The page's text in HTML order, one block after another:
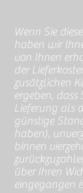
Wenn Sie
haben wir
von Ihnen
der
zusätzlichen
ergeben, dass
Lieferung als
günstige
haben),
binnen
über Ihren
eingegangen